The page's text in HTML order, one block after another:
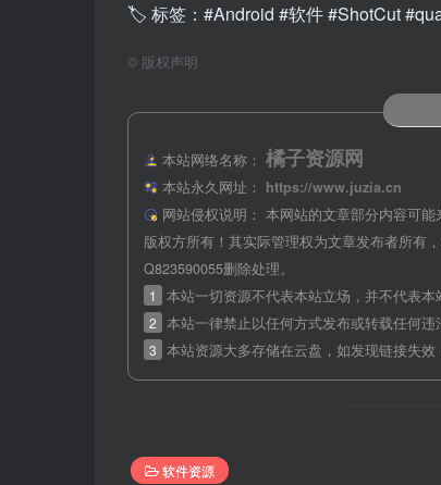
🏷 标签：#Android #软件 #ShotCut
© 版权声明
本站网络名称： 橘子资源网
本站永久网址：
https://www.juzia.cn
网站侵权说明： 本网站的文章部分内容可
版权方所有！其实际管理权为文章发布者所有
Q823590055删除处理。
1 本站一切资源不代表本站立场，并不代表本
2 本站一律禁止以任何方式发布或转载任何
3 本站资源大多存储在云盘，如发现链接失效
软件资源